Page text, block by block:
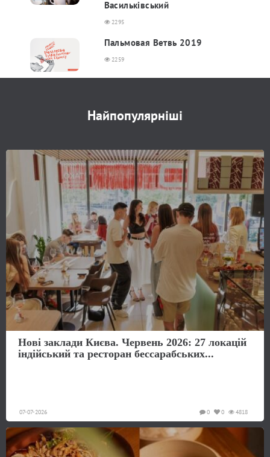
Васильківський
2295
Пальмовая Ветвь 2019
2259
Найпопулярніші
Нові заклади Києва. Червень 2026: 27 локацій
індійський та ресторан бессарабських...
07-07-2026 4818
0
0